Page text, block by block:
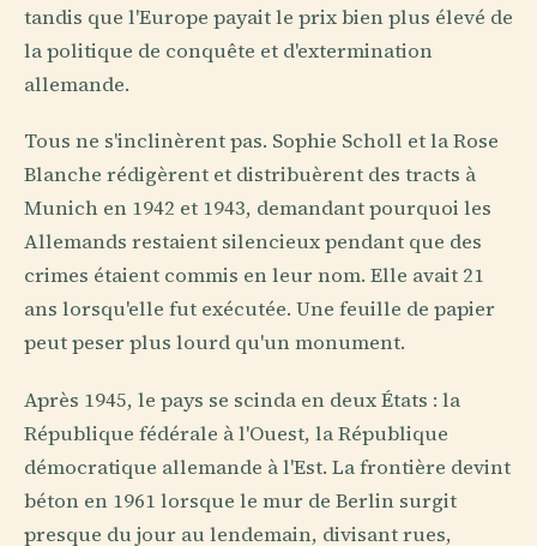
tandis que l'Europe payait le prix bien plus élevé de
la politique de conquête et d'extermination
allemande.
Tous ne s'inclinèrent pas. Sophie Scholl et la Rose
Blanche rédigèrent et distribuèrent des tracts à
Munich en 1942 et 1943, demandant pourquoi les
Allemands restaient silencieux pendant que des
crimes étaient commis en leur nom. Elle avait 21
ans lorsqu'elle fut exécutée. Une feuille de papier
peut peser plus lourd qu'un monument.
Après 1945, le pays se scinda en deux États : la
République fédérale à l'Ouest, la République
démocratique allemande à l'Est. La frontière devint
béton en 1961 lorsque le mur de Berlin surgit
presque du jour au lendemain, divisant rues,